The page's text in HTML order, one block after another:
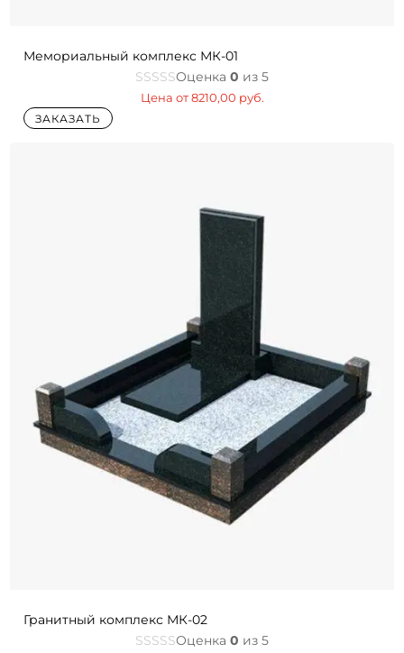
Мемориальный комплекс МК-01
Оценка 0 из 5
Цена от8210,00 руб.
ЗАКАЗАТЬ
Гранитный комплекс МК-02
Оценка 0 из 5